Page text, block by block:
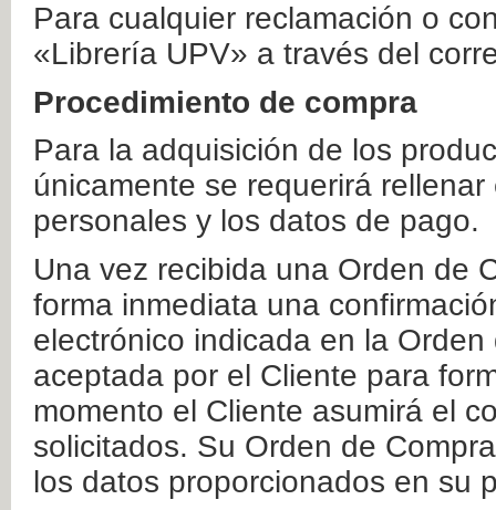
Para cualquier reclamación o
«Librería UPV» a través del
Procedimiento de compra
Para la adquisición de los
únicamente se requerirá
personales y los datos de pago.
Una vez recibida una Orden de
forma inmediata una
electrónico indicada en la
aceptada por el Cliente para
momento el Cliente asumirá el
solicitados. Su Orden de
los datos proporcionados en su